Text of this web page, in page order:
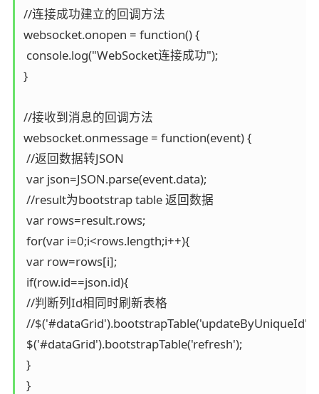
//连接成功建立的回调方法
websocket.onopen = function() {
console.log("WebSocket连接成功");
}
//接收到消息的回调方法
websocket.onmessage = function(event) {
//返回数据转JSON
var json=JSON.parse(event.data);
//result为bootstrap table 返回数据
var rows=result.rows;
for(var i=0;i<rows.length;i++){
var row=rows[i];
if(row.id==json.id){
//判断列Id相同时刷新表格
//$('#dataGrid').bootstrapTable('updateByUniqueId',
$('#dataGrid').bootstrapTable('refresh');
}
}